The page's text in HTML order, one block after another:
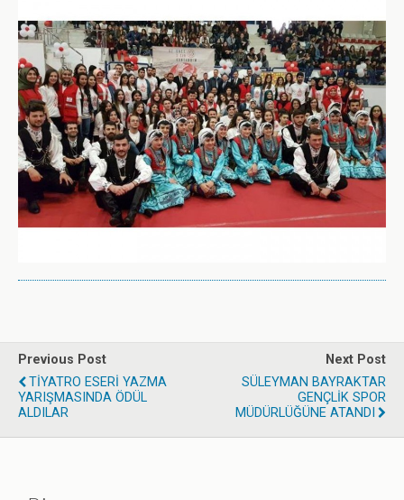
Previous Post
TİYATRO ESERİ YAZMA
YARIŞMASINDA ÖDÜL
ALDILAR
Next Post
SÜLEYMAN BAYRAKTAR
GENÇLİK SPOR
MÜDÜRLÜĞÜNE ATANDI